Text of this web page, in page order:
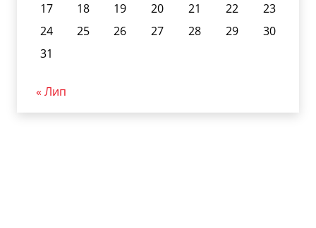
17
18 19 20 21 22
23
24
25 26 27 28 29
30
31
« Лип